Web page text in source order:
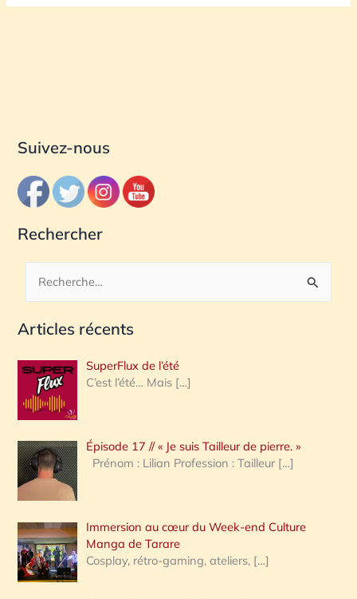
Suivez-nous
Rechercher
c
e
r
c
h
e
:
Articles récents
SuperFlux de l’été
C’est l’été… Mais […]
Épisode 17 // « Je suis Tailleur de pierre. »
Prénom : Lilian Profession : Tailleur […]
Immersion au cœur du Week-end Culture
Manga de Tarare
Cosplay, rétro-gaming, ateliers, […]